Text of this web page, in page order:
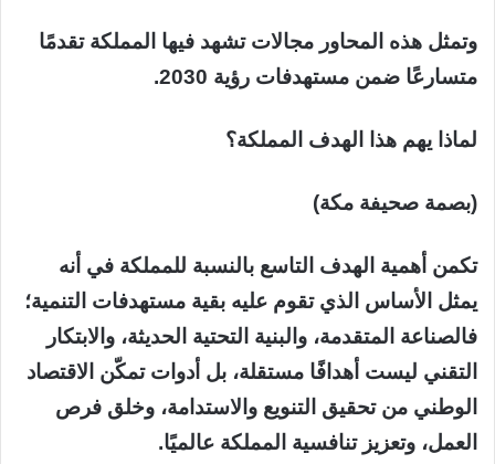
وتمثل هذه المحاور مجالات تشهد فيها المملكة تقدمًا
متسارعًا ضمن مستهدفات رؤية 2030.
لماذا يهم هذا الهدف المملكة؟
(بصمة صحيفة مكة)
تكمن أهمية الهدف التاسع بالنسبة للمملكة في أنه
يمثل الأساس الذي تقوم عليه بقية مستهدفات التنمية؛
فالصناعة المتقدمة، والبنية التحتية الحديثة، والابتكار
التقني ليست أهدافًا مستقلة، بل أدوات تمكّن الاقتصاد
الوطني من تحقيق التنويع والاستدامة، وخلق فرص
العمل، وتعزيز تنافسية المملكة عالميًا.